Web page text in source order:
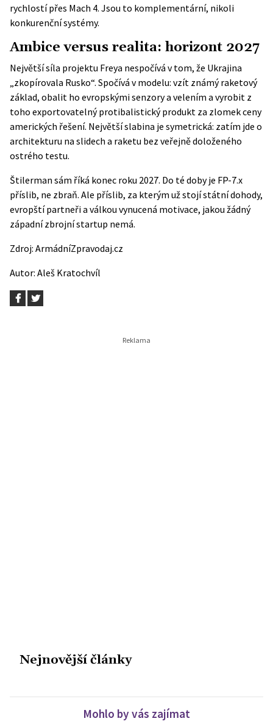
rychlostí přes Mach 4. Jsou to komplementární, nikoli
konkurenční systémy.
Ambice versus realita: horizont 2027
Největší síla projektu Freya nespočívá v tom, že Ukrajina
„zkopírovala Rusko“. Spočívá v modelu: vzít známý raketový
základ, obalit ho evropskými senzory a velením a vyrobit z
toho exportovatelný protibalistický produkt za zlomek ceny
amerických řešení. Největší slabina je symetrická: zatím jde o
architekturu na slidech a raketu bez veřejně doloženého
ostrého testu.
Štilerman sám říká konec roku 2027. Do té doby je FP-7.x
příslib, ne zbraň. Ale příslib, za kterým už stojí státní dohody,
evropští partneři a válkou vynucená motivace, jakou žádný
západní zbrojní startup nemá.
Zdroj: ArmádníZpravodaj.cz
Autor: Aleš Kratochvíl
Nejnovější články
Mohlo by vás zajímat